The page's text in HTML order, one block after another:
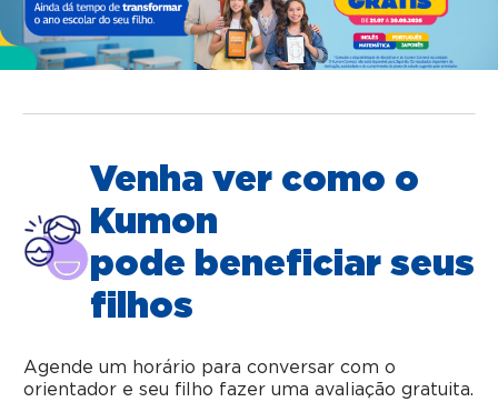
Venha ver como o
Kumon
pode beneficiar seus
filhos
Agende um horário para conversar com o
orientador e seu filho fazer uma avaliação gratuita.